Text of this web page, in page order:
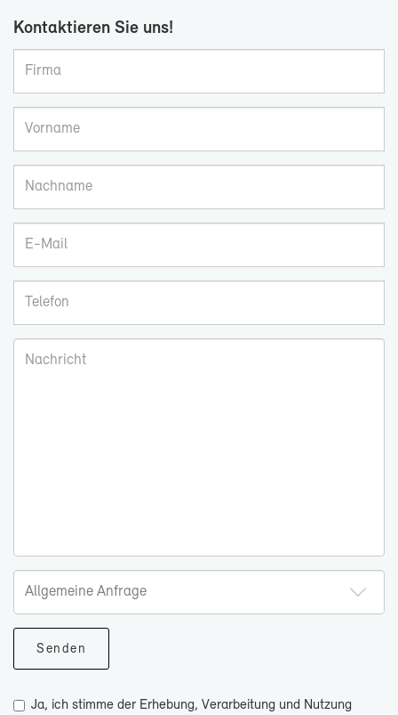
Kon­tak­tie­ren Sie uns!
Ja, ich stimme der Erhebung, Verarbeitung und Nutzung